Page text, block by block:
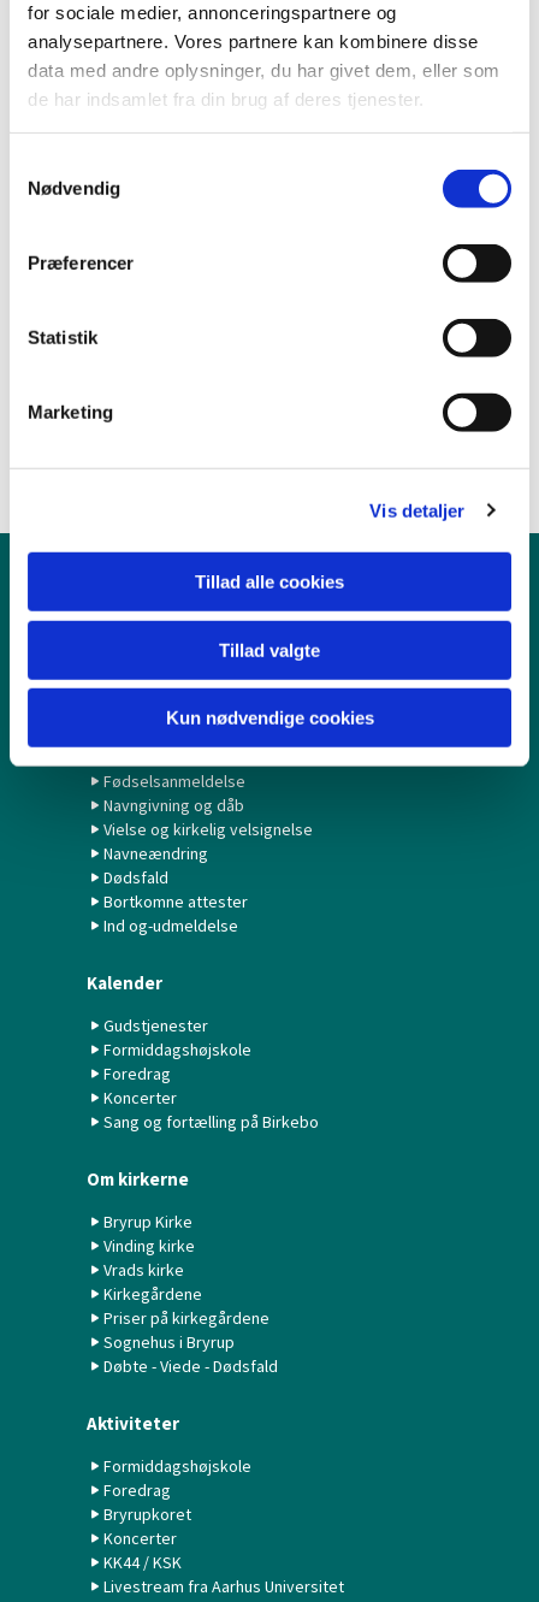
for sociale medier, annonceringspartnere og
analysepartnere. Vores partnere kan kombinere disse
data med andre oplysninger, du har givet dem, eller som
de har indsamlet fra din brug af deres tjenester.
Nødvendig
Præferencer
Statistik
Marketing
Vis detaljer
Tillad alle cookies
Tillad valgte
Kun nødvendige cookies
Konfirmation/Konfirmander
Minikonfirmander
Fødselsanmeldelse
Navngivning og dåb
Vielse og kirkelig velsignelse
Navneændring
Dødsfald
Bortkomne attester
Ind og-udmeldelse
Kalender
Gudstjenester
Formiddagshøjskole
Foredrag
Koncerter
Sang og fortælling på Birkebo
Om kirkerne
Bryrup Kirke
Vinding kirke
Vrads kirke
Kirkegårdene
Priser på kirkegårdene
Sognehus i Bryrup
Døbte - Viede - Dødsfald
Aktiviteter
Formiddagshøjskole
Foredrag
Bryrupkoret
Koncerter
KK44 / KSK
Livestream fra Aarhus Universitet